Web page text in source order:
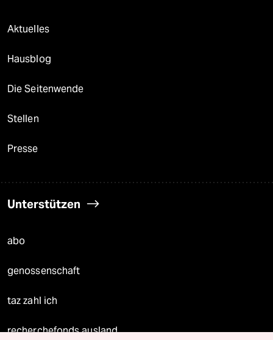
Aktuelles
Hausblog
Die Seitenwende
Stellen
Presse
Unterstützen
abo
genossenschaft
taz zahl ich
recherchefonds ausland